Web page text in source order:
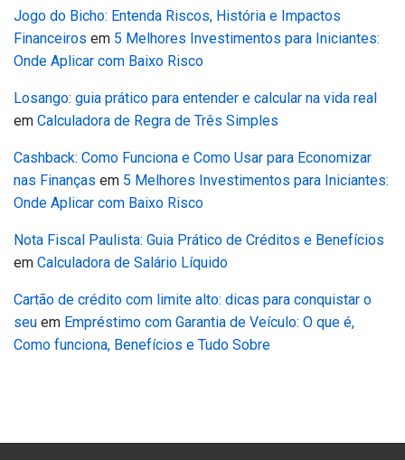
Jogo do Bicho: Entenda Riscos, História e Impactos
Financeiros em 5 Melhores Investimentos para Iniciantes:
Onde Aplicar com Baixo Risco
Losango: guia prático para entender e calcular na vida real
em Calculadora de Regra de Três Simples
Cashback: Como Funciona e Como Usar para Economizar
nas Finanças em 5 Melhores Investimentos para Iniciantes:
Onde Aplicar com Baixo Risco
Nota Fiscal Paulista: Guia Prático de Créditos e Benefícios
em Calculadora de Salário Líquido
Cartão de crédito com limite alto: dicas para conquistar o
seu em Empréstimo com Garantia de Veículo: O que é,
Como funciona, Benefícios e Tudo Sobre